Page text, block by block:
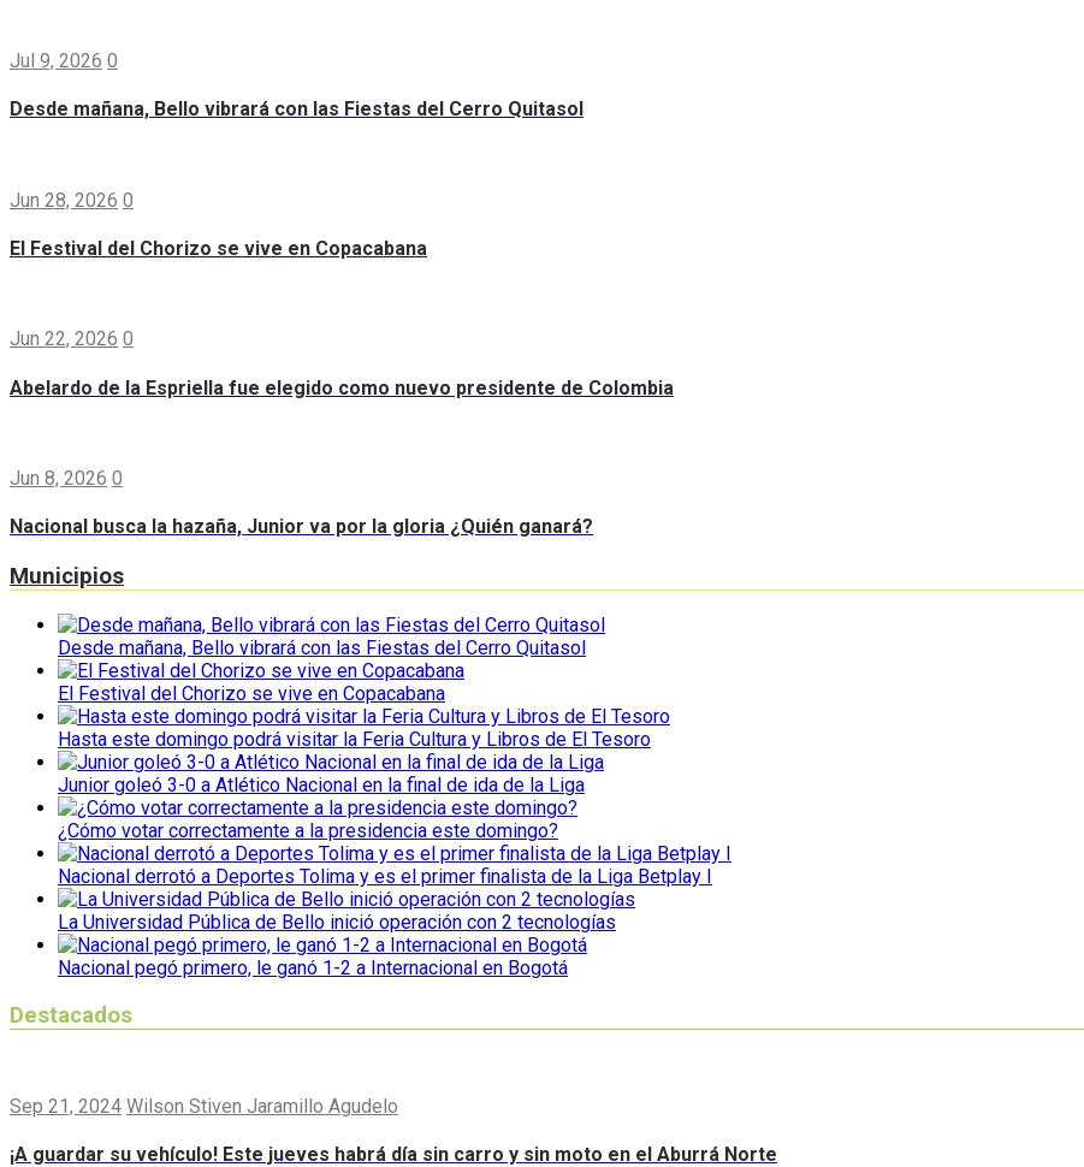
Jul 9, 2026 0
Desde mañana, Bello vibrará con las Fiestas del Cerro Quitasol
Jun 28, 2026 0
El Festival del Chorizo se vive en Copacabana
Jun 22, 2026 0
Abelardo de la Espriella fue elegido como nuevo presidente de Colombia
Jun 8, 2026 0
Nacional busca la hazaña, Junior va por la gloria ¿Quién ganará?
Municipios
Desde mañana, Bello vibrará con las Fiestas del Cerro Quitasol
El Festival del Chorizo se vive en Copacabana
Hasta este domingo podrá visitar la Feria Cultura y Libros de El Tesoro
Junior goleó 3-0 a Atlético Nacional en la final de ida de la Liga
¿Cómo votar correctamente a la presidencia este domingo?
Nacional derrotó a Deportes Tolima y es el primer finalista de la Liga Betplay I
La Universidad Pública de Bello inició operación con 2 tecnologías
Nacional pegó primero, le ganó 1-2 a Internacional en Bogotá
Destacados
Sep 21, 2024 Wilson Stiven Jaramillo Agudelo
¡A guardar su vehículo! Este jueves habrá día sin carro y sin moto en el Aburrá Norte